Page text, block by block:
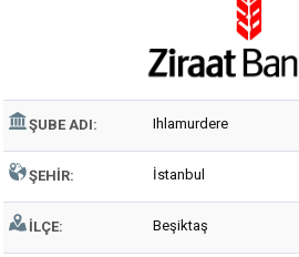
ŞUBE ADI: Ihlamurdere
ŞEHIR: İstanbul
İLÇE: Beşiktaş